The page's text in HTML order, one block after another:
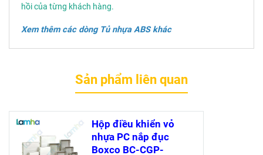
hồi của từng khách hàng.
Xem thêm các dòng Tủ nhựa ABSkhác
Sản phẩm liên quan
Hộp điều khiển vỏ
nhựa PC nắp đục
Boxco BC-CGP-